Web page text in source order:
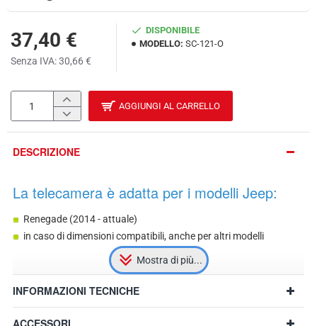
37,40 €
Senza IVA: 30,66 €
DISPONIBILE
MODELLO: SC-121-O
AGGIUNGI AL CARRELLO
DESCRIZIONE
La telecamera è adatta per i modelli Jeep:
Renegade (2014 - attuale)
in caso di dimensioni compatibili, anche per altri modelli
INFORMAZIONI TECNICHE